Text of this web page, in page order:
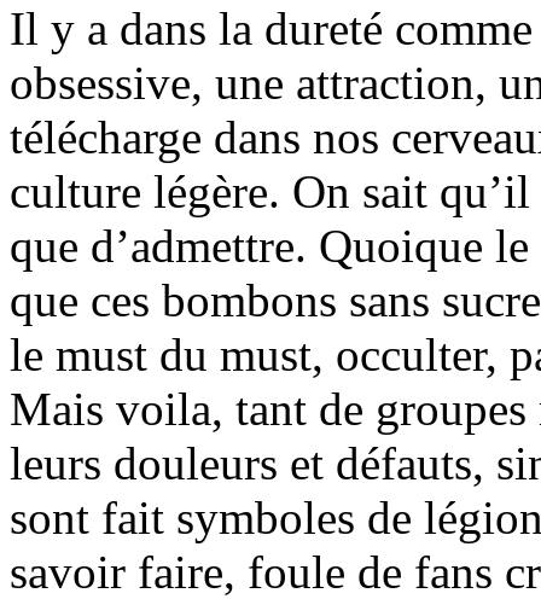
Il y a dans la dureté
obsessive, une attraction,
télécharge dans nos
culture légère. On sait
que d’admettre. Quoique
que ces bombons sans
le must du must, occulter,
Mais voila, tant de groupes
leurs douleurs et défauts,
sont fait symboles de
savoir faire, foule de fans